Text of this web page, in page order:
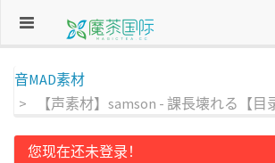
音MAD素材
【声素材】samson - 課長壊れる【目
您现在还未登录！